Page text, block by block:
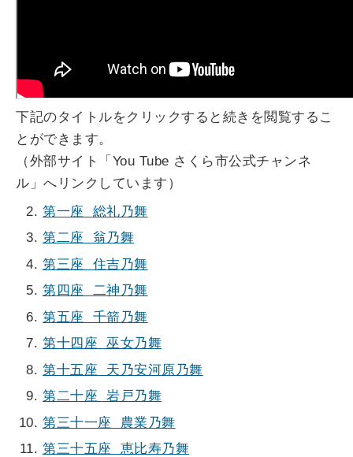
下記のタイトルをクリックすると続きを閲覧するこ
とができます。
（外部サイト「You Tube さくら市公式チャンネ
ル」へリンクしています）
第一座 総礼乃舞
第二座 翁乃舞
第三座 住吉乃舞
第四座 二神乃舞
第五座 千箭乃舞
第十四座 巫女乃舞
第十五座 天乃安河原乃舞
第二十座 岩戸乃舞
第三十一座 農業乃舞
第三十五座 恵比寿乃舞